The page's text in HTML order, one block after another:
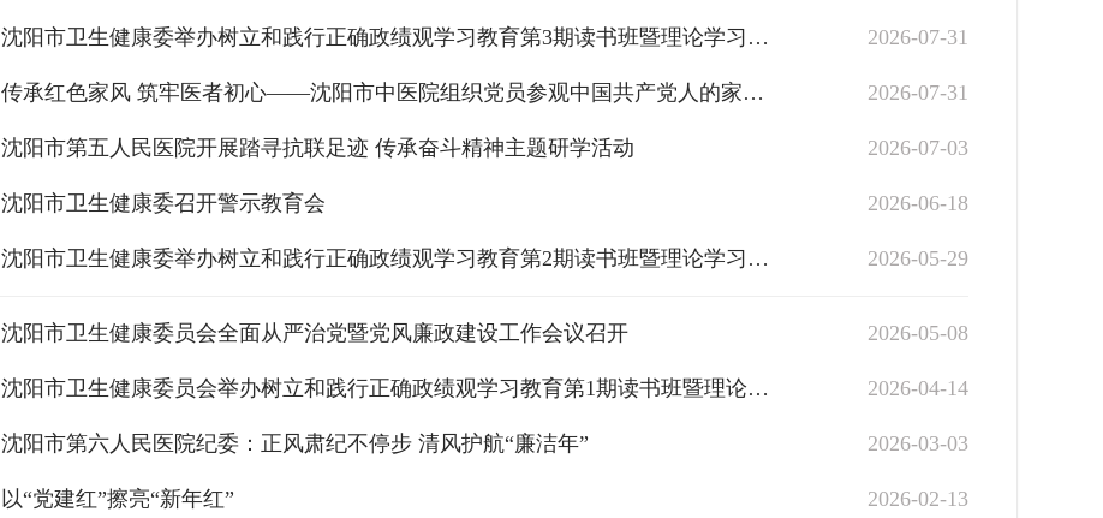
沈阳市卫生健康委举办树立和践行正确政绩观学习教育第3期读书班暨理论学习中心组专题学习会 2026-07-31
传承红色家风 筑牢医者初心——沈阳市中医院组织党员参观中国共产党人的家风档案展 2026-07-31
沈阳市第五人民医院开展踏寻抗联足迹 传承奋斗精神主题研学活动 2026-07-03
沈阳市卫生健康委召开警示教育会 2026-06-18
沈阳市卫生健康委举办树立和践行正确政绩观学习教育第2期读书班暨理论学习中心组专题学习会 2026-05-29
沈阳市卫生健康委员会全面从严治党暨党风廉政建设工作会议召开 2026-05-08
沈阳市卫生健康委员会举办树立和践行正确政绩观学习教育第1期读书班暨理论学习中心组专题学习会 2026-04-14
沈阳市第六人民医院纪委：正风肃纪不停步 清风护航“廉洁年” 2026-03-03
以“党建红”擦亮“新年红” 2026-02-13